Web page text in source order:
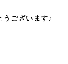
うございます♪